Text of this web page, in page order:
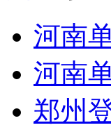
河南
河南
郑州